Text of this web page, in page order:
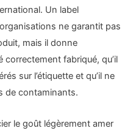
Un label
ne garantit pas
mais il donne
correctement fabriqué, qu’il
sur l’étiquette et qu’il ne
de contaminants.
le goût légèrement amer